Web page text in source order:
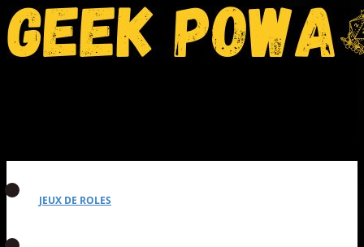
JEUX DE ROLES